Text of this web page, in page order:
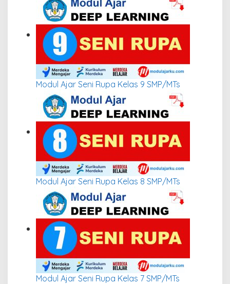
Modul Ajar Seni Rupa Kelas 9 SMP/MTs
Modul Ajar Seni Rupa Kelas 8 SMP/MTs
Modul Ajar Seni Rupa Kelas 7 SMP/MTs